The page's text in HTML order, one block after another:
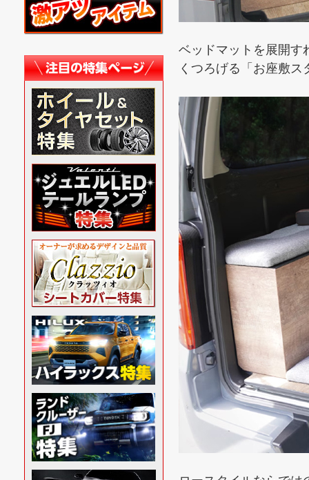
ベッドマットを展開す
くつろげる「お座敷